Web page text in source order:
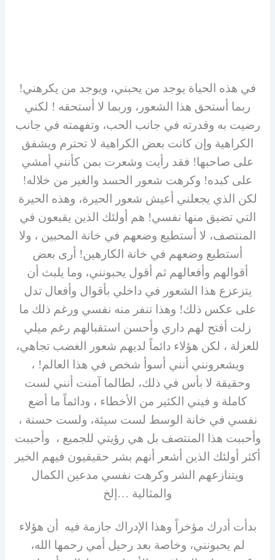
في هذه الحياة يوجد من يحبني، ويوجد من يكرهني!
ربما أستحق هذا الشعور، وربما لا أستحقه ! لكني
رضيت به وقدرته في جانب الحب، وتفهمته في جانب
الكراهية وإن كانت بعض الكراهية لا تحترم ويشفق
على صاحبها! فقد رأيت وشعرت بمن كأنني أمشي
على كبده! وكرهت شعور الحسد والغير من خلاله!
لكن الذي يجعلني أعيش شعور الحيرة، وهذه الحيرة
التي تضيق منها نفسي! هم أولئك الذين يقبعون في
المنتصف، لا أستطيع وضعهم في خانة المحبين ، ولا
أستطيع وضعهم في خانة الكارهين! أرى بعض
أقوالهم وأفعالهم ثم أقول يحبونني، وما يلبث أن
يتزعزع هذا الشعور في داخلي بأقوال وأفعال تدل
على عكس ذلك! وهذا تنفر منه نفسي ورغم ذلك ما
زلت أفتح لهم داري وأحسن استقبالهم رغم ميلي
للعزلة ، لكن هؤلاء دائماً لديهم شعور الغضب تجاهي،
ويشعرونني أنني أسوأ شخص في هذا العالم! ،
وحقيقة لا بأس في ذلك، لطالما آمنت أنني لست
كاملة و فيني الكثير من الأخطاء ، ودائماً ما أضع
نفسي في خانة الوسط لست سيئة، ولست حسنة ،
وأحببت هذا المنتصف بل هي رؤيتي للجميع ، وأحببت
أكثر أولئك الذين أشعر أنهم بشر حقيقيون فيهم الخير
ويتنازعهم الشر وكرهت نفسي مدعين الكمال
والمثالية …إلخ
بدأت أدرك مؤخراً وهذا الإدراك جازمة فيه أن هؤلاء
لم يحبونني، وخاصة بعد رحيل أمي رحمها الله،